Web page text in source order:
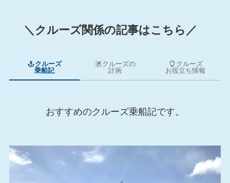
＼ クルーズ関係の記事はこちら ／
クルーズ
乗船記
クルーズの
計画
クルーズ
お役立ち情報
おすすめのクルーズ乗船記です。